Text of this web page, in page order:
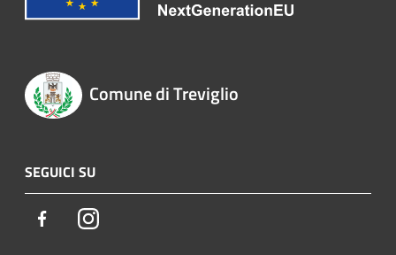
Comune di Treviglio
SEGUICI SU
FacebookInstagram